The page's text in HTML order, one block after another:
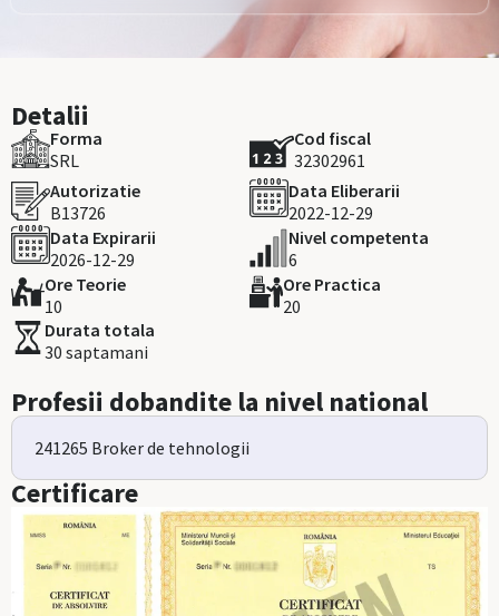
Detalii
Forma
SRL
Cod fiscal
32302961
Autorizatie
B13726
Data Eliberarii
2022-12-29
Data Expirarii
2026-12-29
Nivel competenta
6
Ore Teorie
10
Ore Practica
20
Durata totala
30 saptamani
Profesii dobandite la nivel national
241265 Broker de tehnologii
Certificare